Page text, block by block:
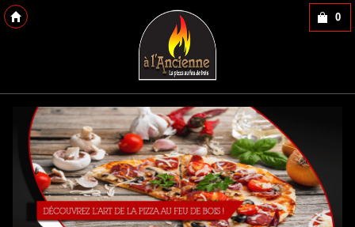
0
Copyright 2013 Des-Click Com